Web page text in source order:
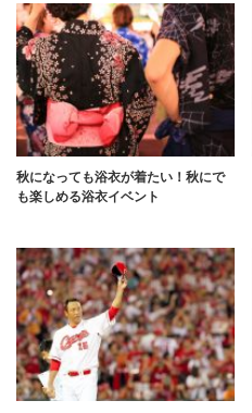
秋になっても浴衣が着たい！秋にで
も楽しめる浴衣イベント